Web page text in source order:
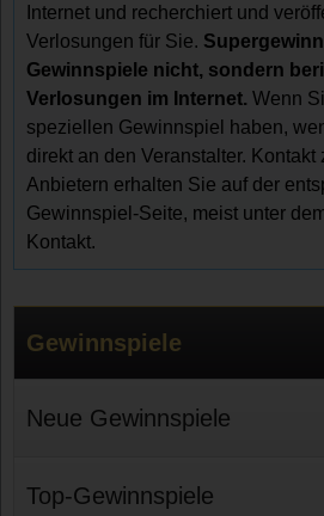
Internet und recherchiert und
Verlosungen für Sie.
Gewinnspiele nicht, sondern
Verlosungen im Internet. Wenn
speziellen Gewinnspiel haben,
direkt an den Veranstalter.
Anbietern erhalten Sie auf der
Gewinnspiel-Seite, meist unter
Kontakt.
Gewinnspiele
Neue Gewinnspiele
Top-Gewinnspiele